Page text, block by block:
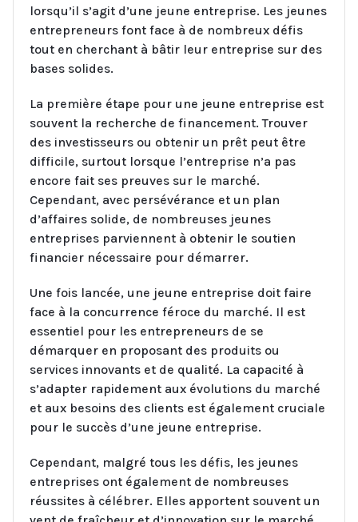
lorsqu’il s’agit d’une jeune entreprise. Les jeunes
entrepreneurs font face à de nombreux défis
tout en cherchant à bâtir leur entreprise sur des
bases solides.
La première étape pour une jeune entreprise est
souvent la recherche de financement. Trouver
des investisseurs ou obtenir un prêt peut être
difficile, surtout lorsque l’entreprise n’a pas
encore fait ses preuves sur le marché.
Cependant, avec persévérance et un plan
d’affaires solide, de nombreuses jeunes
entreprises parviennent à obtenir le soutien
financier nécessaire pour démarrer.
Une fois lancée, une jeune entreprise doit faire
face à la concurrence féroce du marché. Il est
essentiel pour les entrepreneurs de se
démarquer en proposant des produits ou
services innovants et de qualité. La capacité à
s’adapter rapidement aux évolutions du marché
et aux besoins des clients est également cruciale
pour le succès d’une jeune entreprise.
Cependant, malgré tous les défis, les jeunes
entreprises ont également de nombreuses
réussites à célébrer. Elles apportent souvent un